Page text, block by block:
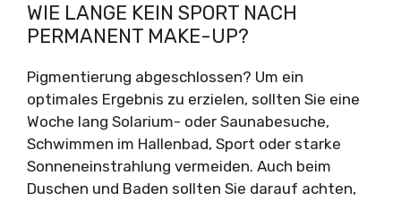
WIE LANGE KEIN SPORT NACH
PERMANENT MAKE-UP?
Pigmentierung abgeschlossen? Um ein
optimales Ergebnis zu erzielen, sollten Sie eine
Woche lang Solarium- oder Saunabesuche,
Schwimmen im Hallenbad, Sport oder starke
Sonneneinstrahlung vermeiden. Auch beim
Duschen und Baden sollten Sie darauf achten,